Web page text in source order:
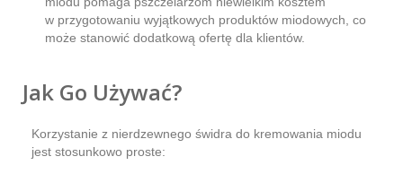
w przygotowaniu wyjątkowych produktów miodowych, co
może stanowić dodatkową ofertę dla klientów.
Jak Go Używać?
Korzystanie z nierdzewnego świdra do kremowania miodu
jest stosunkowo proste: